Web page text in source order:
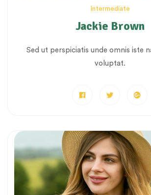
Intermediate
Jackie Brown
Sed ut perspiciatis unde omnis iste
voluptat.